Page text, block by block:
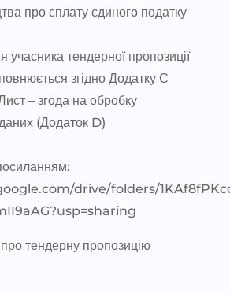
про сплату єдиного податку
учасника тендерної пропозиції
згідно Додатку С
– згода на обробку
(Додаток D)
drive/folders/
тендерну пропозицію